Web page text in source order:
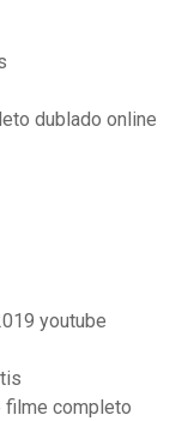
dublado online
youtube
filme completo